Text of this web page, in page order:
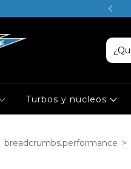
Turbos y nucleos
breadcrumbs.performance >